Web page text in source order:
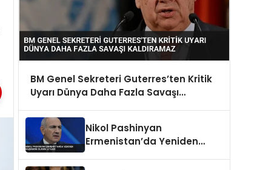
BM Genel Sekreteri Guterres’ten Kritik
Uyarı Dünya Daha Fazla Savaşı
Nikol Pashinyan
Ermenistan’da Yeniden